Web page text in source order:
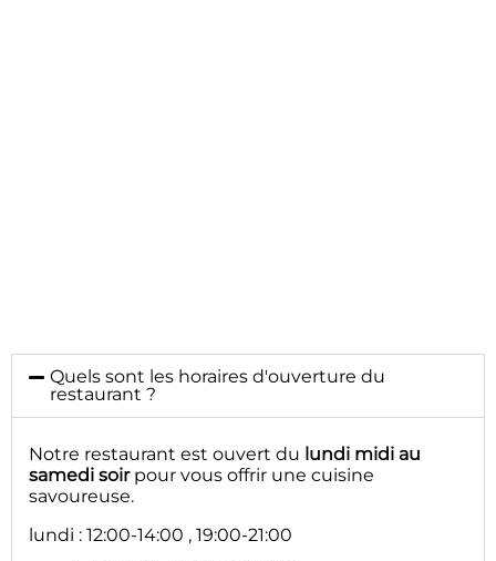
Quels sont les horaires d'ouverture du
restaurant ?
Notre restaurant est ouvert du lundi midi au
samedi soirpour vous offrir une cuisine
savoureuse.
lundi : 12:00-14:00 , 19:00-21:00